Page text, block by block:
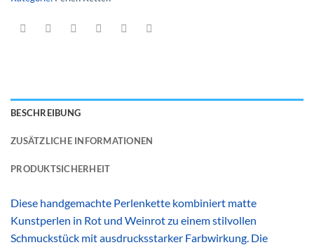
BESCHREIBUNG
ZUSÄTZLICHE INFORMATIONEN
PRODUKTSICHERHEIT
Diese handgemachte Perlenkette kombiniert matte
Kunstperlen in Rot und Weinrot zu einem stilvollen
Schmuckstück mit ausdrucksstarker Farbwirkung. Die